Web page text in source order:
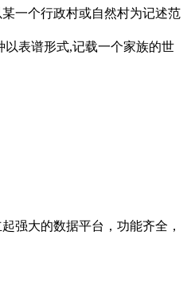
一个行政村或自然村为记述范
表谱形式,记载一个家族的世
强大的数据平台，功能齐全，